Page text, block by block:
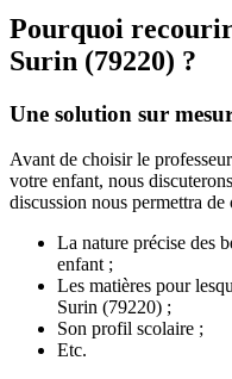
Pourquoi
Surin (79220) ?
Une solution sur
Avant de choisir le
votre enfant, nous
discussion nous permettra de
La nature précise des
enfant ;
Les matières pour
Surin (79220) ;
Son profil scolaire ;
Etc.